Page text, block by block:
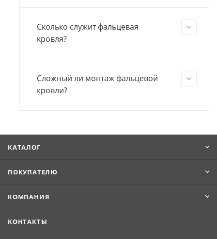
Сколько служит фальцевая
кровля?
Сложный ли монтаж фальцевой
кровли?
КАТАЛОГ
ПОКУПАТЕЛЮ
КОМПАНИЯ
КОНТАКТЫ